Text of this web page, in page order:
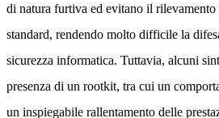
di natura furtiva ed evitano il
standard, rendendo molto difficile la
sicurezza informatica. Tuttavia, alcuni
presenza di un rootkit, tra cui un
un inspiegabile rallentamento delle